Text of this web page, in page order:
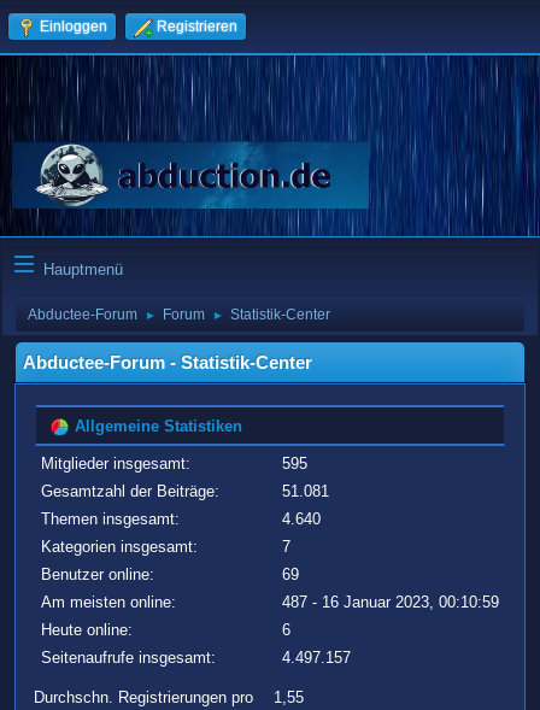
Einloggen Registrieren
Hauptmenü
Abductee-Forum ► Forum ► Statistik-Center
Abductee-Forum - Statistik-Center
Allgemeine Statistiken
Mitglieder insgesamt:
595
Gesamtzahl der Beiträge:
51.081
Themen insgesamt:
4.640
Kategorien insgesamt:
7
Benutzer online:
69
Am meisten online:
487 - 16 Januar 2023, 00:10:59
Heute online:
6
Seitenaufrufe insgesamt:
4.497.157
Durchschn. Registrierungen pro
1,55